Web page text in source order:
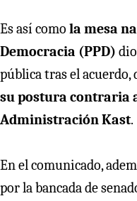
Es así como la mesa
Democracia (PPD)
pública tras el acuerdo,
su postura contraria
Administración Kast.
En el comunicado,
por la bancada de